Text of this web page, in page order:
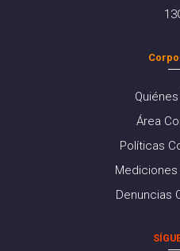
Área
Políticas
Denuncias